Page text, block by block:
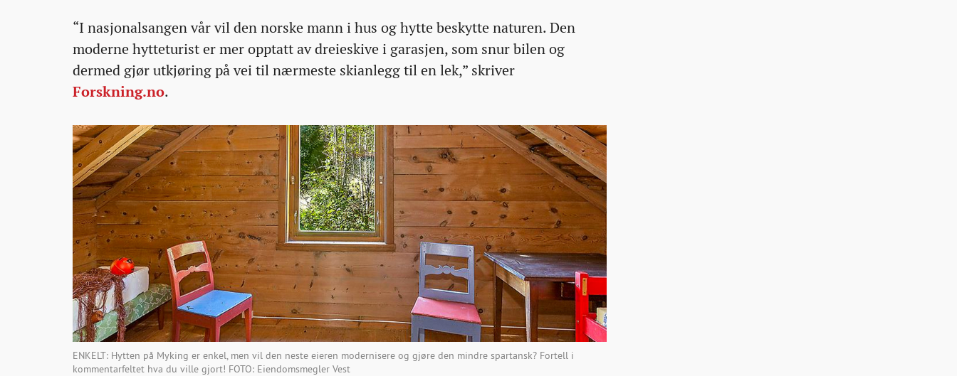
“I nasjonalsangen vår vil den norske mann i hus og hytte beskytte naturen. Den
moderne hytteturist er mer opptatt av dreieskive i garasjen, som snur bilen og
dermed gjør utkjøring på vei til nærmeste skianlegg til en lek,” skriver
Forskning.no.
ENKELT: Hytten på Myking er enkel, men vil den neste eieren modernisere og gjøre den mindre spartansk? Fortell i
kommentarfeltet hva du ville gjort! FOTO: Eiendomsmegler Vest